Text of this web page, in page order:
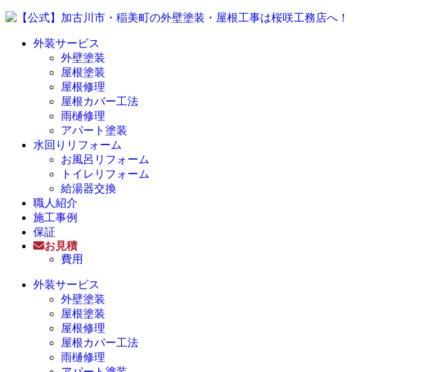
外装サービス
外壁塗装
屋根塗装
屋根修理
屋根カバー工法
雨樋修理
アパート塗装
水回りリフォーム
お風呂リフォーム
トイレリフォーム
給湯器交換
職人紹介
施工事例
保証
お見積
費用
外装サービス
外壁塗装
屋根塗装
屋根修理
屋根カバー工法
雨樋修理